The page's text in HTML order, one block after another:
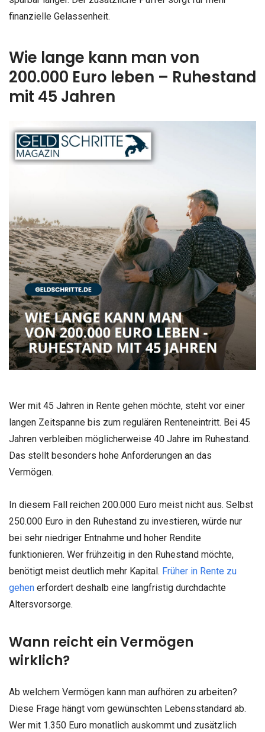
finanzielle Gelassenheit.
Wie lange kann man von
200.000 Euro leben – Ruhestand
mit 45 Jahren
Wer mit 45 Jahren in Rente gehen möchte, steht vor einer
langen Zeitspanne bis zum regulären Renteneintritt. Bei 45
Jahren verbleiben möglicherweise 40 Jahre im Ruhestand.
Das stellt besonders hohe Anforderungen an das
Vermögen.
In diesem Fall reichen 200.000 Euro meist nicht aus. Selbst
250.000 Euro in den Ruhestand zu investieren, würde nur
bei sehr niedriger Entnahme und hoher Rendite
funktionieren. Wer frühzeitig in den Ruhestand möchte,
benötigt meist deutlich mehr Kapital. Früher in Rente zu
gehen erfordert deshalb eine langfristig durchdachte
Altersvorsorge.
Wann reicht ein Vermögen
wirklich?
Ab welchem Vermögen kann man aufhören zu arbeiten?
Diese Frage hängt vom gewünschten Lebensstandard ab.
Wer mit 1.350 Euro monatlich auskommt und zusätzlich